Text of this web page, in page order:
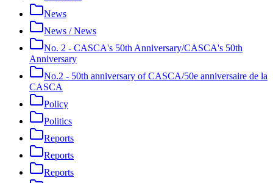
News
News / News
No. 2 - CASCA's 50th Anniversary/CASCA's 50th
Anniversary
No.2 - 50th anniversary of CASCA/50e anniversaire de la
CASCA
Policy
Politics
Reports
Reports
Reports